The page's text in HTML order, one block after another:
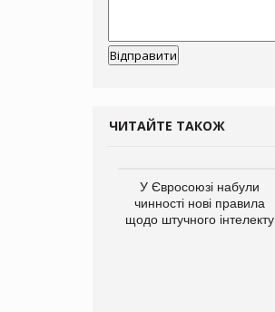
ЧИТАЙТЕ ТАКОЖ
У Євросоюзі набули
чинності нові правила
щодо штучного інтелекту